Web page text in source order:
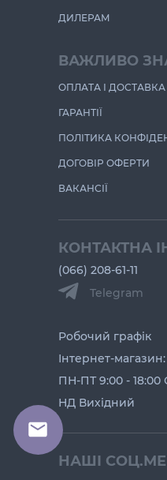
ДИЛЕРАМ
ВАЖЛИВО
ОПЛАТА І ДОСТАВКА
ГАРАНТІЇ
ПОЛІТИКА
ДОГОВІР ОФЕРТИ
ВАКАНСІЇ
КОНТАКТНА
(066) 208-61-11
Telegram
Робочий графік
Інтернет-
ПН-ПТ 9:00 - 18:00
НД Вихідний
НАШІ